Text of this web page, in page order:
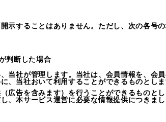
示することはありません。ただし、次の各号
判断した場合
当社が管理します。当社は、会員情報を、会
、当社おいて利用することができるものとしま
広告を含みます）を行うことができるものと
本サービス運営に必要な情報提供につきま